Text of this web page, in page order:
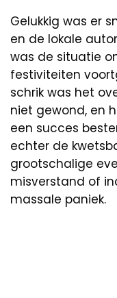
Gelukkig was er
en de lokale
was de situatie
festiviteiten
schrik was het
niet gewond, en
een succes
echter de
grootschalige
misverstand of
massale paniek.